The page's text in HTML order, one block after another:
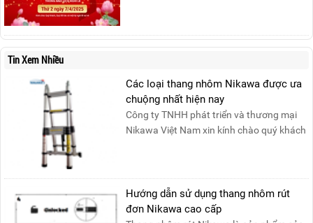
07/04/2025, nhằm ngày Giỗ Tổ Hùng
Tin Xem Nhiều
Các loại thang nhôm Nikawa được ưa
chuộng nhất hiện nay
Công ty TNHH phát triển và thương mại
Nikawa Việt Nam xin kính chào quý khách
Hướng dẫn sử dụng thang nhôm rút
đơn Nikawa cao cấp